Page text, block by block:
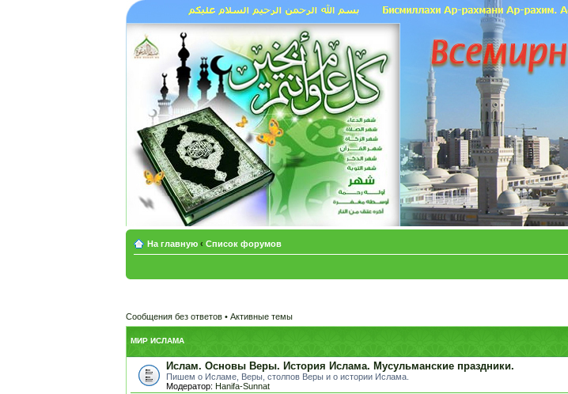
На главную ‹ Список форумов
Сообщения без ответов • Активные темы
МИР ИСЛАМА
Ислам. Основы Веры. История Ислама. Мусульманские праздники.
Пишем о Исламе, Веры, столпов Веры и о истории Ислама.
Модератор: Hanifa-Sunnat